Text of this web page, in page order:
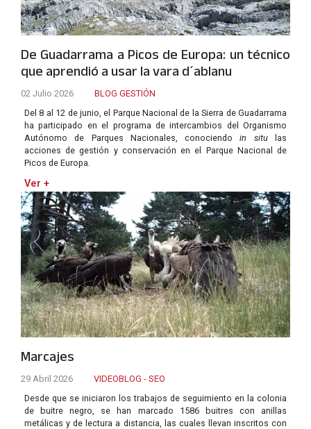
De Guadarrama a Picos de Europa: un técnico
que aprendió a usar la vara d´ablanu
02 Julio 2026
BLOG GESTIÓN
Del 8 al 12 de junio, el Parque Nacional de la Sierra de Guadarrama
ha participado en el programa de intercambios del Organismo
Autónomo de Parques Nacionales, conociendoin situlas
acciones de gestión y conservación en el Parque Nacional de
Picos de Europa.
Ver +
Marcajes
29 Abril 2026
VIDEOBLOG - SEO
Desde que se iniciaron los trabajos de seguimiento en la colonia
de buitre negro, se han marcado 1586 buitres con anillas
metálicas y de lectura a distancia, las cuales llevan inscritos con